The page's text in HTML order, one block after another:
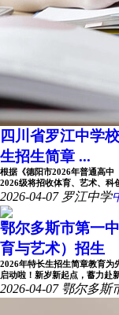
四川省罗江中学
生招生简章 ...
根据《德阳市2026年普通高中
2026级将招收体育、艺术、科
2026-04-07 罗江中学
鄂尔多斯市第一
育与艺术）招生
2026年特长生招生简章教育为
启动啦！新岁新起点，蓄力赴
2026-04-07 鄂尔多斯